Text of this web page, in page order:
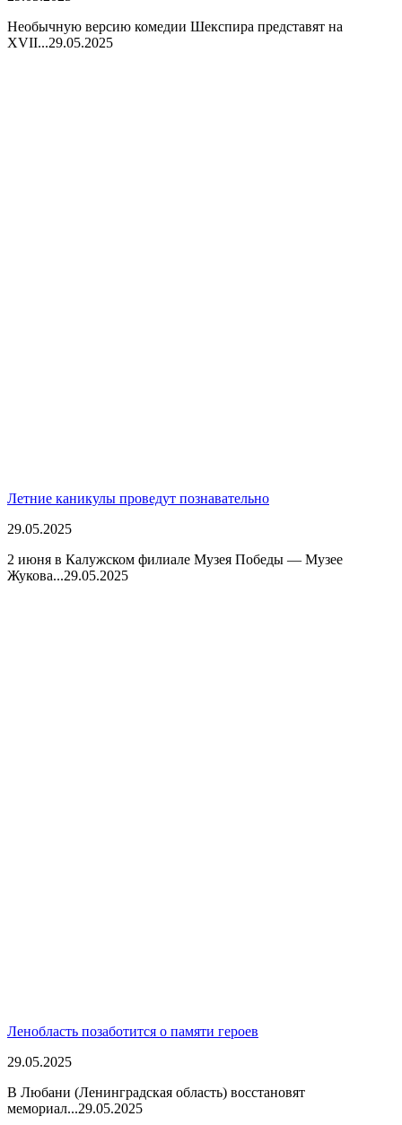
Необычную версию комедии Шекспира представят на
XVII...29.05.2025
Летние каникулы проведут познавательно
29.05.2025
2 июня в Калужском филиале Музея Победы — Музее
Жукова...29.05.2025
Ленобласть позаботится о памяти героев
29.05.2025
В Любани (Ленинградская область) восстановят
мемориал...29.05.2025